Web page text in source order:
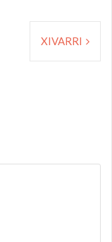
XIVARRI